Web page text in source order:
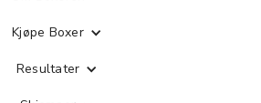
Kjøpe Boxer
Resultater